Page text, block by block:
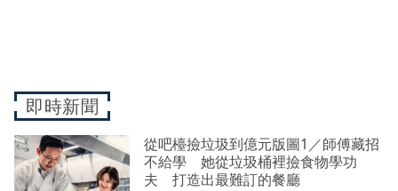
即時新聞
從吧檯撿垃圾到億元版圖1／師傅藏招
不給學 她從垃圾桶裡撿食物學功
夫 打造出最難訂的餐廳